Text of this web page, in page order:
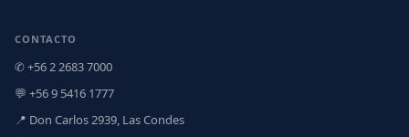
CONTACTO
✆ +56 2 2683 7000
💬 +56 9 5416 1777
📍 Don Carlos 2939, Las Condes